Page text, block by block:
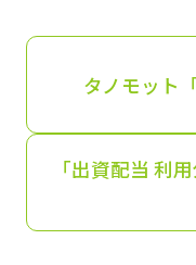
タノモット
「出資配当 利